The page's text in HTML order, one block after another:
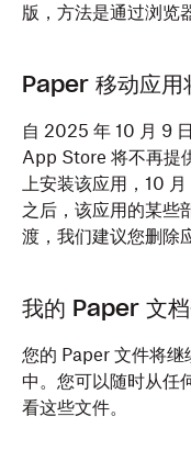
版，方法是通过浏览
Paper 移动应用
自 2025 年 10 月 9
App Store 将不再提
上安装该应用，10
之后，该应用的某些
渡，我们建议您删除
我的 Paper 文档
您的 Paper 文件将
中。您可以随时从任
看这些文件。